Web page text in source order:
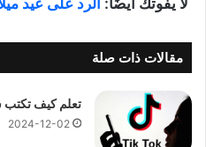
لا يفوتك أيضًا: الرد على عيد
مقالات ذات صلة
تعلم كيف تكتب
2024-12-02